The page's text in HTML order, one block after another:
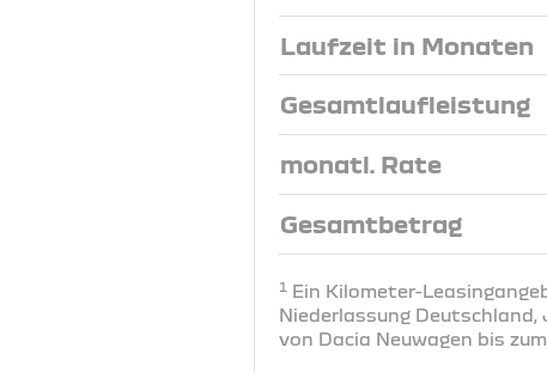
Laufzeit in Monaten
Gesamtlaufleistung
monatl. Rate
Gesamtbetrag
1 Ein Kilometer-
Niederlassung Deutschland,
von Dacia Neuwagen bis